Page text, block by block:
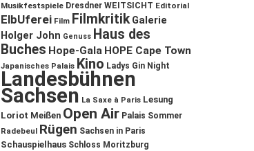
Musikfestspiele Dresdner WEITSICHT Editorial
ElbUferei Film Filmkritik Galerie
Holger John Genuss Haus des
Buches Hope-Gala HOPE Cape Town
Japanisches Palais Kino Ladys Gin Night
Landesbühnen
Sachsen La Saxe à Paris Lesung
Loriot Meißen Open Air Palais Sommer
Radebeul Rügen Sachsen in Paris
Schauspielhaus Schloss Moritzburg